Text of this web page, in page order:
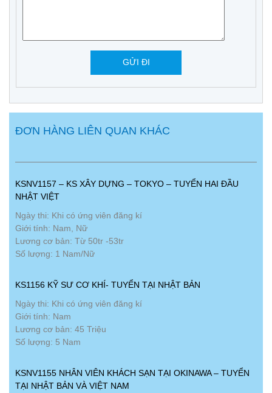
ĐƠN HÀNG LIÊN QUAN KHÁC
KSNV1157 – KS XÂY DỰNG – TOKYO – TUYỂN HAI ĐẦU
NHẬT VIỆT
Ngày thi: Khi có ứng viên đăng kí
Giới tính: Nam, Nữ
Lương cơ bản: Từ 50tr -53tr
Số lượng: 1 Nam/Nữ
KS1156 KỸ SƯ CƠ KHÍ- TUYỂN TẠI NHẬT BẢN
Ngày thi: Khi có ứng viên đăng kí
Giới tính: Nam
Lương cơ bản: 45 Triệu
Số lượng: 5 Nam
KSNV1155 NHÂN VIÊN KHÁCH SẠN TẠI OKINAWA – TUYỂN
TẠI NHẬT BẢN VÀ VIỆT NAM